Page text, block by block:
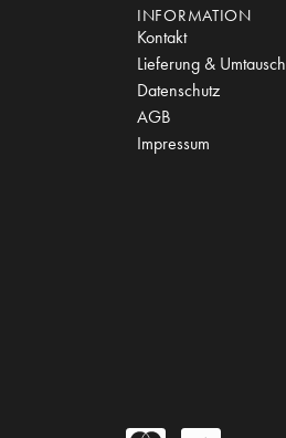
INFORMATION
Kontakt
Lieferung & Umtausch
Datenschutz
AGB
Impressum